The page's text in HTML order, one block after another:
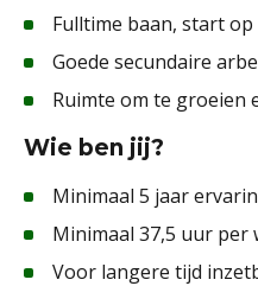
Fulltime baan, start
Goede secundaire
Ruimte om te groeien
Wie ben jij?
Minimaal 5 jaar
Minimaal 37,5 uur per
Voor langere tijd